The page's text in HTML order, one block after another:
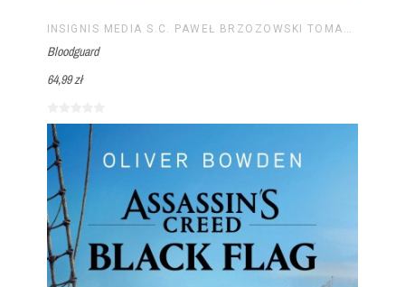
INSIGNIS MEDIA S.C. PAWEŁ BRZOZOWSKI TOMASZ BRZOZOWSKI
Bloodguard
64,99 zł